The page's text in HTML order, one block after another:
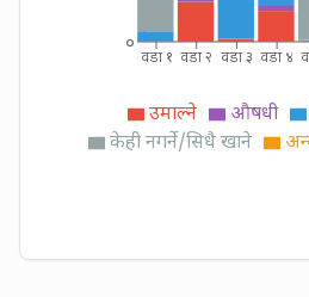
वडा १ वडा २ वडा ३ वडा ४
०
उमाल्ने औषधी
केही नगर्ने/सिधै खाने